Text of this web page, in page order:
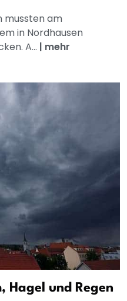
mussten am
in Nordhausen
A... | mehr
Hagel und Regen